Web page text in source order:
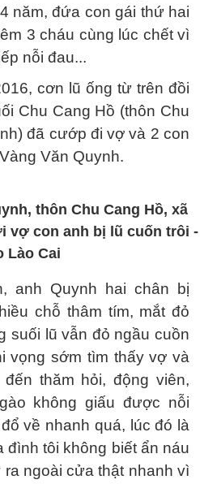
năm, đứa con gái thứ hai
3 cháu cùng lúc chết vì
nỗi đau...
cơn lũ ống từ trên đồi
Chu Cang Hồ (thôn Chu
đã cướp đi vợ và 2 con
Văn Quynh.
thôn Chu Cang Hồ, xã
vợ con anh bị lũ cuốn trôi -
Lào Cai
anh Quynh hai chân bị
chỗ thâm tím, mắt đỏ
suối lũ vẫn đỏ ngầu cuồn
vọng sớm tìm thấy vợ và
thăm hỏi, động viên,
không giấu được nỗi
về nhanh quá, lúc đó là
đình tôi không biết ẩn náu
ngoài cửa thật nhanh vì